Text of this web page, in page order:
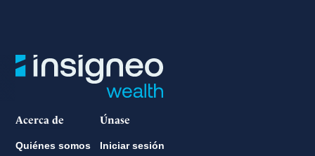
Acerca de
Quiénes somos
Únase
Iniciar sesión